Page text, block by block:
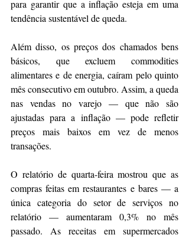
para garantir que a inflação esteja em uma
tendência sustentável de queda.
Além disso, os preços dos chamados bens
básicos, que excluem commodities
alimentares e de energia, caíram pelo quinto
mês consecutivo em outubro. Assim, a queda
nas vendas no varejo — que não são
ajustadas para a inflação — pode refletir
preços mais baixos em vez de menos
transações.
O relatório de quarta-feira mostrou que as
compras feitas em restaurantes e bares — a
única categoria do setor de serviços no
relatório — aumentaram 0,3% no mês
passado. As receitas em supermercados